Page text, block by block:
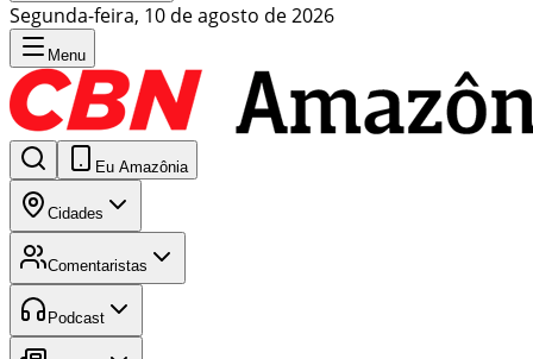
Segunda-feira, 10 de agosto de 2026
Menu
Eu Amazônia
Cidades
Comentaristas
Podcast